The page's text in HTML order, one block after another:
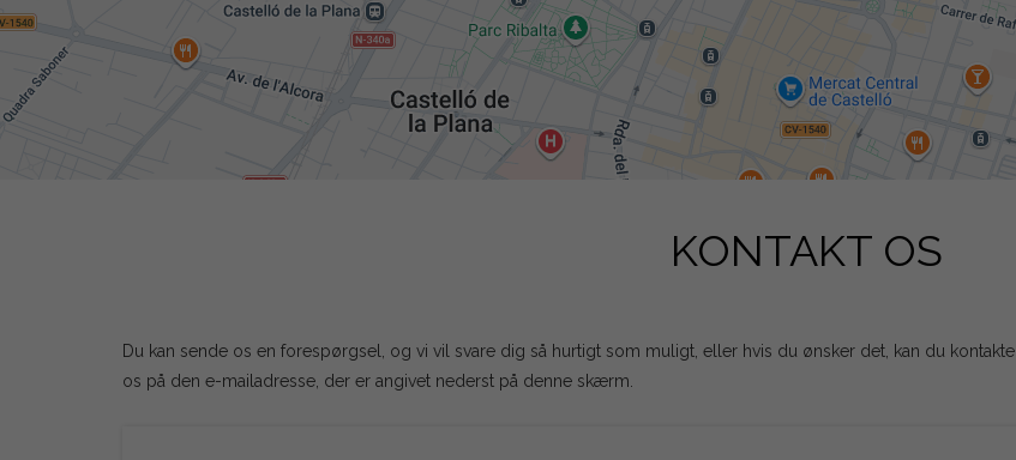
KONTAKT OS
Du kan sende os en forespørgsel, og vi vil svare dig så hurtigt som muligt, eller hvis du ønsker det, kan du kontakte
os på den e-mailadresse, der er angivet nederst på denne skærm.